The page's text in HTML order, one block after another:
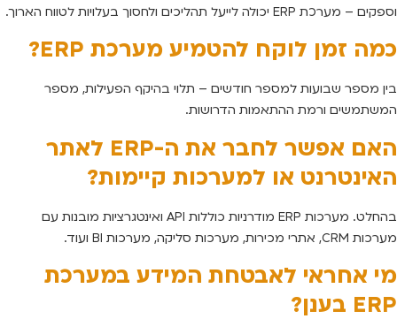
וספקים – מערכת ERP יכולה לייעל תהליכים ולחסוך בעלויות לטווח הארוך.
כמה זמן לוקח להטמיע מערכת ERP?
בין מספר שבועות למספר חודשים – תלוי בהיקף הפעילות, מספר
המשתמשים ורמת ההתאמות הדרושות.
האם אפשר לחבר את ה-ERP לאתר
האינטרנט או למערכות קיימות?
בהחלט. מערכות ERP מודרניות כוללות API ואינטגרציות מובנות עם
מערכות CRM, אתרי מכירות, מערכות סליקה, מערכות BI ועוד.
מי אחראי לאבטחת המידע במערכת
ERP בענן?